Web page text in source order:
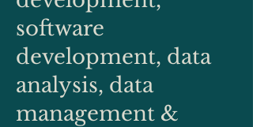
software
development, data
analysis, data
management &